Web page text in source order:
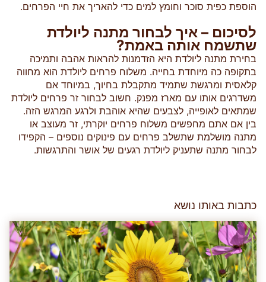
הוספת כפית סוכר וחומץ למים כדי להאריך את חיי הפרחים.
לסיכום – איך לבחור מתנה ליולדת
שתשמח אותה באמת?
בחירת מתנה ליולדת היא הזדמנות להראות אהבה ותמיכה
בתקופה כה מיוחדת בחייה. משלוח פרחים ליולדת הוא מחווה
קלאסית ומרגשת שתמיד מתקבלת בחיוך, במיוחד אם
משדרגים אותו עם מארז מפנק. חשוב לבחור זר פרחים ליולדת
שמתאים לאופייה, לצבעים שהיא אוהבת ולרגע המרגש הזה.
בין אם אתם מחפשים משלוח פרחים יוקרתי, זר מעוצב או
מתנה מושלמת שתשלב פרחים עם פינוקים נוספים – הקפידו
לבחור מתנה שתעניק ליולדת רגעים של אושר והתרגשות.
כתבות באותו נושא